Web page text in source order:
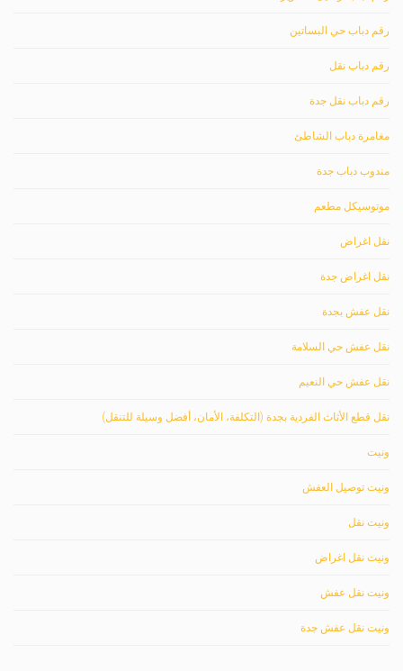
رقم دباب حي البساتين
رقم دباب نقل
رقم دباب نقل جدة
مغامرة دباب الشاطئ
مندوب دباب جدة
موتوسيكل مطعم
نقل اغراض
نقل اغراض جدة
نقل عفش بجدة
نقل عفش حي السلامة
نقل عفش حي النعيم
نقل قطع الأثاث الفردية بجدة (التكلفة، الأمان، أفضل وسيلة للتنقل)
ونيت
ونيت توصيل العفش
ونيت نقل
ونيت نقل اغراض
ونيت نقل عفش
ونيت نقل عفش جدة